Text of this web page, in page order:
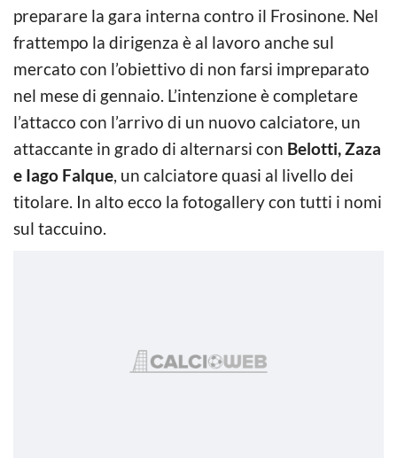
preparare la gara interna contro il Frosinone. Nel
frattempo la dirigenza è al lavoro anche sul
mercato con l’obiettivo di non farsi impreparato
nel mese di gennaio. L’intenzione è completare
l’attacco con l’arrivo di un nuovo calciatore, un
attaccante in grado di alternarsi con Belotti, Zaza
e Iago Falque, un calciatore quasi al livello dei
titolare. In alto ecco la fotogallery con tutti i nomi
sul taccuino.